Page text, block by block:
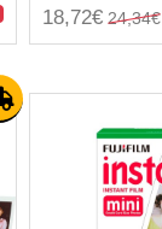
18,72€ 24,34€